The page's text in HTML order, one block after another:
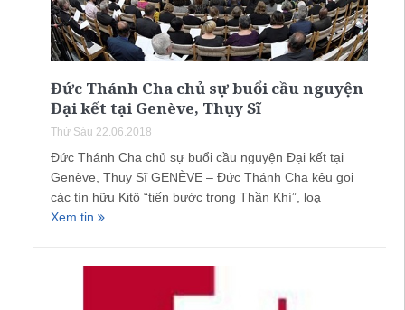
Đức Thánh Cha chủ sự buổi cầu nguyện
Đại kết tại Genève, Thụy Sĩ
Thứ Sáu 22.06.2018
Đức Thánh Cha chủ sự buổi cầu nguyện Đại kết tại
Genève, Thụy Sĩ GENÈVE – Đức Thánh Cha kêu gọi
các tín hữu Kitô “tiến bước trong Thần Khí”, loạ
Xem tin